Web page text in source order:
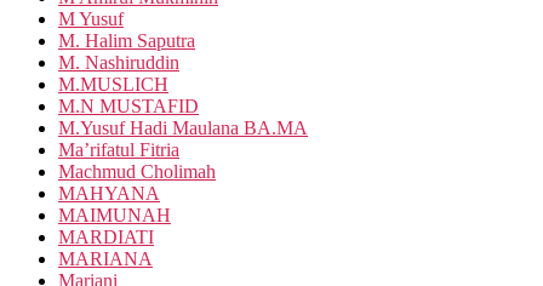
M Yusuf
M. Halim Saputra
M. Nashiruddin
M.MUSLICH
M.N MUSTAFID
M.Yusuf Hadi Maulana BA.MA
Ma’rifatul Fitria
Machmud Cholimah
MAHYANA
MAIMUNAH
MARDIATI
MARIANA
Mariani